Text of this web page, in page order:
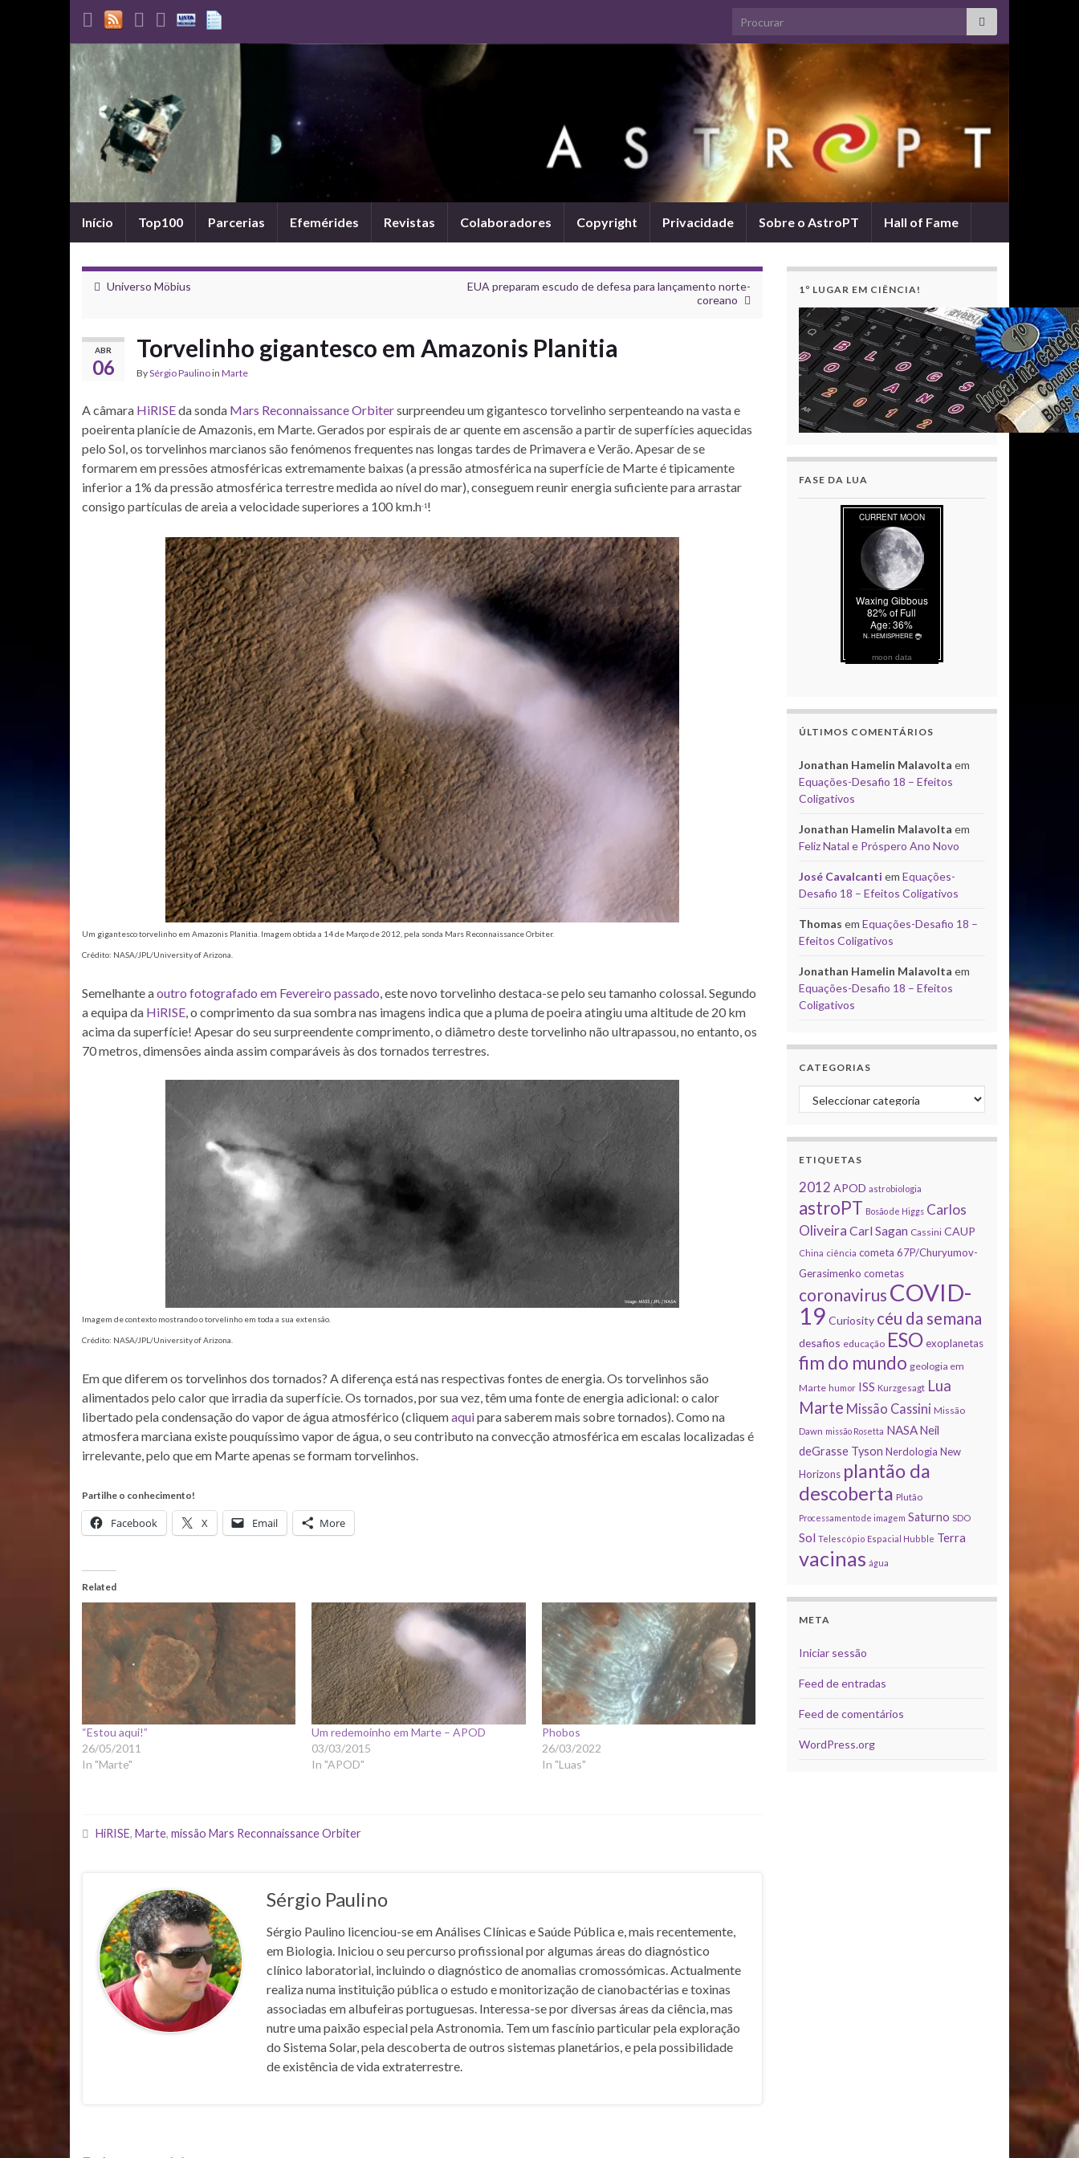
Search for:
Início Top100 Parcerias Efemérides Revistas Colaboradores Copyright Privacidade Sobre o AstroPT Hall of Fame
Universo Möbius
EUA preparam escudo de defesa para lançamento norte-
coreano
ABR
06
Torvelinho gigantesco em Amazonis Planitia
BySérgio Paulinoin Marte
A câmara HiRISEda sonda Mars Reconnaissance Orbitersurpreendeu um gigantesco torvelinho serpenteando na vasta e
poeirenta planície de Amazonis, em Marte. Gerados por espirais de ar quente em ascensão a partir de superfícies aquecidas
pelo Sol, os torvelinhos marcianos são fenómenos frequentes nas longas tardes de Primavera e Verão. Apesar de se
formarem em pressões atmosféricas extremamente baixas (a pressão atmosférica na superfície de Marte é tipicamente
inferior a 1% da pressão atmosférica terrestre medida ao nível do mar), conseguem reunir energia suficiente para arrastar
consigo partículas de areia a velocidade superiores a 100 km.h-1!
Um gigantesco torvelinho em Amazonis Planitia. Imagem obtida a 14 de Março de 2012, pela sonda Mars Reconnaissance Orbiter.
Crédito: NASA/JPL/University of Arizona.
Semelhante aoutro fotografado em Fevereiro passado, este novo torvelinho destaca-se pelo seu tamanho colossal. Segundo
a equipa da HiRISE, o comprimento da sua sombra nas imagens indica que a pluma de poeira atingiu uma altitude de 20 km
acima da superfície! Apesar do seu surpreendente comprimento, o diâmetro deste torvelinho não ultrapassou, no entanto, os
70 metros, dimensões ainda assim comparáveis às dos tornados terrestres.
Imagem de contexto mostrando o torvelinho em toda a sua extensão.
Crédito: NASA/JPL/University of Arizona.
Em que diferem os torvelinhos dos tornados? A diferença está nas respectivas fontes de energia. Os torvelinhos são
alimentados pelo calor que irradia da superfície. Os tornados, por sua vez, têm uma fonte de energia adicional: o calor
libertado pela condensação do vapor de água atmosférico (cliquemaquipara saberem mais sobre tornados). Como na
atmosfera marciana existe pouquíssimo vapor de água, o seu contributo na convecção atmosférica em escalas localizadas é
irrelevante, pelo que em Marte apenas se formam torvelinhos.
Partilhe o conhecimento!
Facebook X Email More
Related
“Estou aqui!”
26/05/2011
In "Marte"
Um redemoinho em Marte – APOD
03/03/2015
In "APOD"
Phobos
26/03/2022
In "Luas"
HiRISE, Marte, missão Mars Reconnaissance Orbiter
Sérgio Paulino
Sérgio Paulino licenciou-se em Análises Clínicas e Saúde Pública e, mais recentemente,
em Biologia. Iniciou o seu percurso profissional por algumas áreas do diagnóstico
clínico laboratorial, incluindo o diagnóstico de anomalias cromossómicas. Actualmente
realiza numa instituição pública o estudo e monitorização de cianobactérias e toxinas
associadas em albufeiras portuguesas. Interessa-se por diversas áreas da ciência, mas
nutre uma paixão especial pela Astronomia. Tem um fascínio particular pela exploração
do Sistema Solar, pela descoberta de outros sistemas planetários, e pela possibilidade
de existência de vida extraterrestre.
1º LUGAR EM CIÊNCIA!
FASE DA LUA
moon data
ÚLTIMOS COMENTÁRIOS
Jonathan Hamelin Malavolta em
Equações-Desafio 18 – Efeitos
Coligativos
Jonathan Hamelin Malavolta em
Feliz Natal e Próspero Ano Novo
José Cavalcanti em Equações-
Desafio 18 – Efeitos Coligativos
Thomas em Equações-Desafio 18 –
Efeitos Coligativos
Jonathan Hamelin Malavolta em
Equações-Desafio 18 – Efeitos
Coligativos
CATEGORIAS
Categorias
ETIQUETAS
2012 APOD astrobiologia
astroPT Bosão de Higgs Carlos
Oliveira Carl Sagan Cassini CAUP
China ciência cometa 67P/Churyumov-
Gerasimenko cometas
coronavirus COVID-
19 Curiosity céu da semana
desafios educação ESO exoplanetas
fim do mundo geologia em
Marte humor ISS Kurzgesagt Lua
Marte Missão Cassini Missão
Dawn missão Rosetta NASA Neil
deGrasse Tyson Nerdologia New
Horizons plantão da
descoberta Plutão
Processamento de imagem Saturno SDO
Sol Telescópio Espacial Hubble Terra
vacinas água
META
Iniciar sessão
Feed de entradas
Feed de comentários
WordPress.org